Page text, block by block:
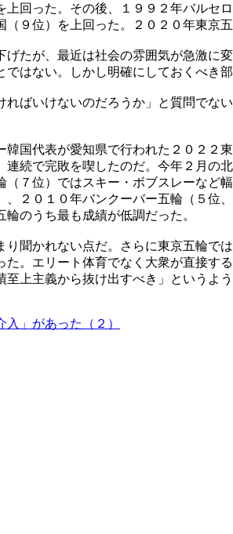
回った。その後、１９９２年バルセ
９位）を上回った。２０２０年東京
たが、最近は社会の雰囲気が急激に
はない。しかし明確にしておくべき部
ばいけないのだろうか」と質問でな
国代表が愛知県で行われた２０２２
続で完敗を喫したのだ。今年２月の
７位）ではスキー・ボブスレーなど
２０１０年バンクーバー五輪（５位
のうち最も成績が低調だった。
聞かれない点だ。さらに東京五輪で
。エリート体育でなく大衆が直接
上主義から抜け出すべき」というよ
」があった（２）